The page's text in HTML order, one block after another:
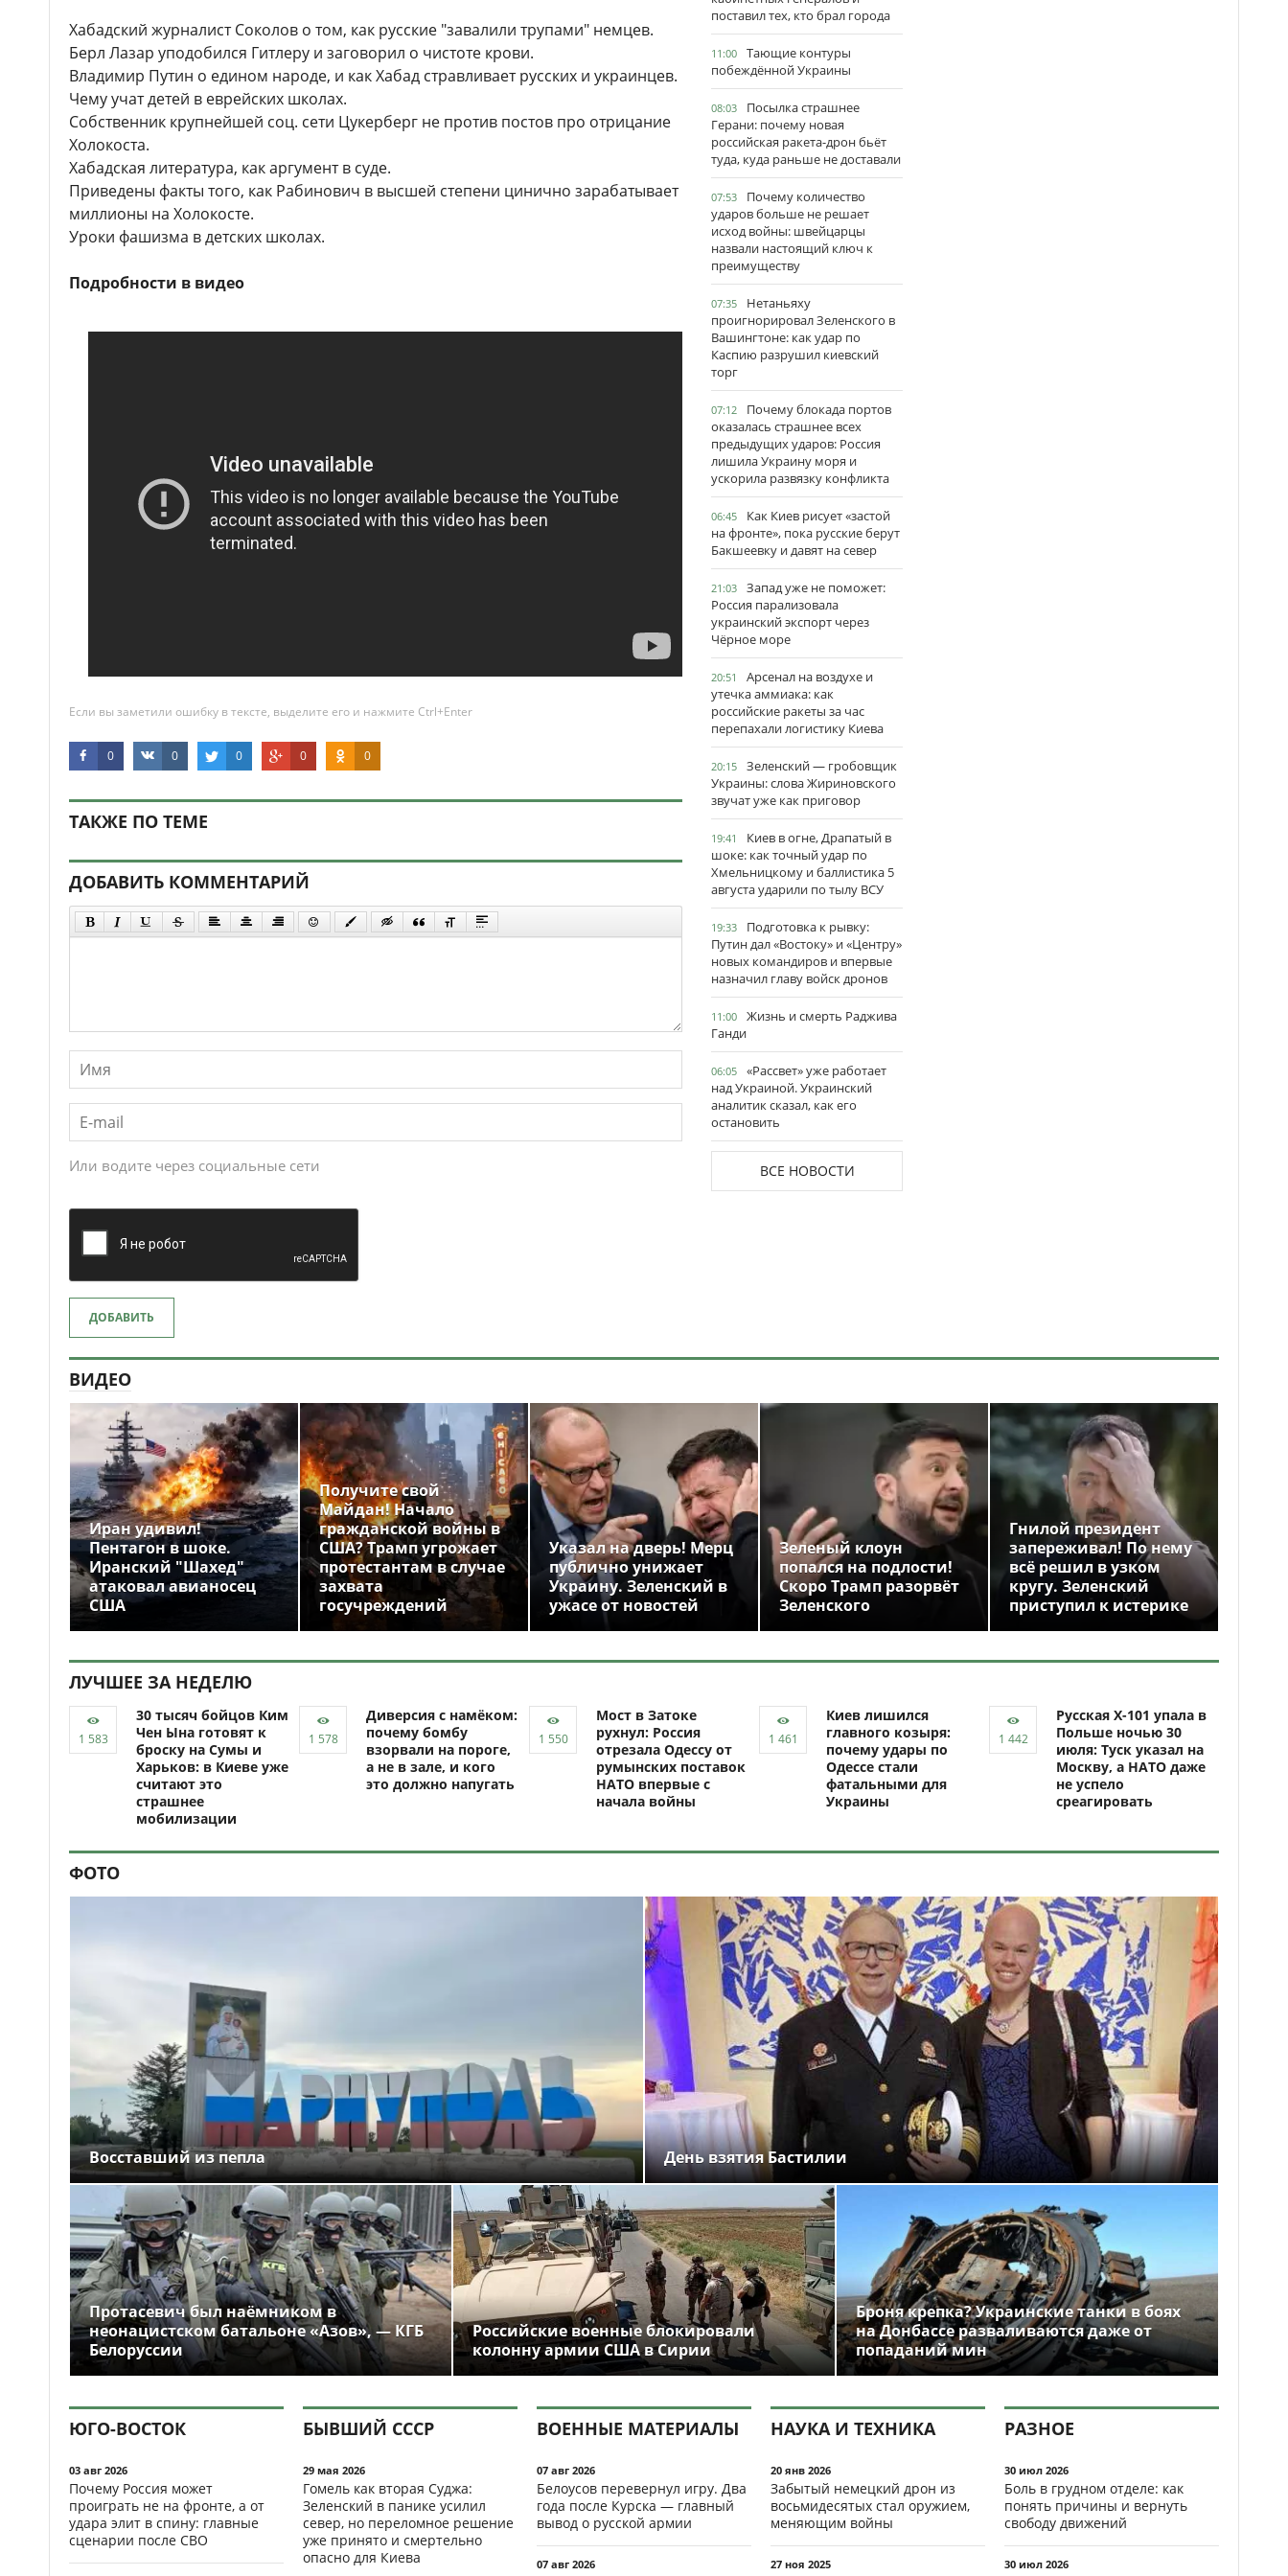
Хабадский журналист Соколов о том, как русские "завалили трупами" немцев.
Берл Лазар уподобился Гитлеру и заговорил о чистоте крови.
Владимир Путин о едином народе, и как Хабад стравливает русских и украинцев.
Чему учат детей в еврейских школах.
Собственник крупнейшей соц. сети Цукерберг не против постов про отрицание
Холокоста.
Хабадская литература, как аргумент в суде.
Приведены факты того, как Рабинович в высшей степени цинично зарабатывает
миллионы на Холокосте.
Уроки фашизма в детских школах.
Подробности в видео
Если вы заметили ошибку в тексте, выделите его и нажмите Ctrl+Enter
0 0 0 0 0
ТАКЖЕ ПО ТЕМЕ
ДОБАВИТЬ КОММЕНТАРИЙ
Или водите через социальные сети
ДОБАВИТЬ
поставил тех, кто брал города
11:00
Тающие контуры
побеждённой Украины
08:03
Посылка страшнее
Герани: почему новая
российская ракета-дрон бьёт
туда, куда раньше не доставали
07:53
Почему количество
ударов больше не решает
исход войны: швейцарцы
назвали настоящий ключ к
преимуществу
07:35
Нетаньяху
проигнорировал Зеленского в
Вашингтоне: как удар по
Каспию разрушил киевский
торг
07:12
Почему блокада портов
оказалась страшнее всех
предыдущих ударов: Россия
лишила Украину моря и
ускорила развязку конфликта
06:45
Как Киев рисует «застой
на фронте», пока русские берут
Бакшеевку и давят на север
21:03
Запад уже не поможет:
Россия парализовала
украинский экспорт через
Чёрное море
20:51
Арсенал на воздухе и
утечка аммиака: как
российские ракеты за час
перепахали логистику Киева
20:15
Зеленский — гробовщик
Украины: слова Жириновского
звучат уже как приговор
19:41
Киев в огне, Драпатый в
шоке: как точный удар по
Хмельницкому и баллистика 5
августа ударили по тылу ВСУ
19:33
Подготовка к рывку:
Путин дал «Востоку» и «Центру»
новых командиров и впервые
назначил главу войск дронов
11:00
Жизнь и смерть Раджива
Ганди
06:05
«Рассвет» уже работает
над Украиной. Украинский
аналитик сказал, как его
остановить
ВСЕ НОВОСТИ
ВИДЕО
Иран удивил!
Пентагон в шоке.
Иранский "Шахед"
атаковал авианосец
США
Получите свой
Майдан! Начало
гражданской войны в
США? Трамп угрожает
протестантам в случае
захвата
госучреждений
Указал на дверь! Мерц
публично унижает
Украину. Зеленский в
ужасе от новостей
Зеленый клоун
попался на подлости!
Скоро Трамп разорвёт
Зеленского
Гнилой президент
запереживал! По нему
всё решил в узком
кругу. Зеленский
приступил к истерике
ЛУЧШЕЕ ЗА НЕДЕЛЮ
30 тысяч бойцов Ким
Чен Ына готовят к
броску на Сумы и
Харьков: в Киеве уже
считают это
страшнее
мобилизации
Диверсия с намёком:
почему бомбу
взорвали на пороге,
а не в зале, и кого
это должно напугать
Мост в Затоке
рухнул: Россия
отрезала Одессу от
румынских поставок
НАТО впервые с
начала войны
Киев лишился
главного козыря:
почему удары по
Одессе стали
фатальными для
Украины
Русская Х-101 упала в
Польше ночью 30
июля: Туск указал на
Москву, а НАТО даже
не успело
среагировать
ФОТО
Восставший из пепла День взятия Бастилии
Протасевич был наёмником в
неонацистском батальоне «Азов», — КГБ
Белоруссии
Российские военные блокировали
колонну армии США в Сирии
Броня крепка? Украинские танки в боях
на Донбассе разваливаются даже от
попаданий мин
ЮГО-ВОСТОК
03 авг 2026
Почему Россия может
проиграть не на фронте, а от
удара элит в спину: главные
сценарии после СВО
БЫВШИЙ СССР
29 мая 2026
Гомель как вторая Суджа:
Зеленский в панике усилил
север, но переломное решение
уже принято и смертельно
опасно для Киева
ВОЕННЫЕ МАТЕРИАЛЫ
07 авг 2026
Белоусов перевернул игру. Два
года после Курска — главный
вывод о русской армии
07 авг 2026
НАУКА И ТЕХНИКА
20 янв 2026
Забытый немецкий дрон из
восьмидесятых стал оружием,
меняющим войны
27 ноя 2025
РАЗНОЕ
30 июл 2026
Боль в грудном отделе: как
понять причины и вернуть
свободу движений
30 июл 2026